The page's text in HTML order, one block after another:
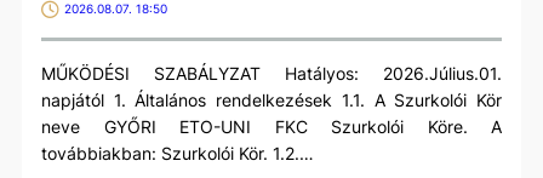
2026.08.07. 18:50
MŰKÖDÉSI SZABÁLYZAT Hatályos: 2026.Július.01.
napjától 1. Általános rendelkezések 1.1. A Szurkolói Kör
neve GYŐRI ETO-UNI FKC Szurkolói Köre. A
továbbiakban: Szurkolói Kör. 1.2.…